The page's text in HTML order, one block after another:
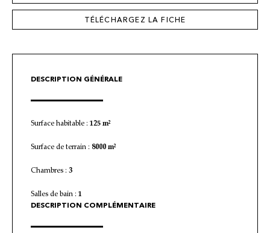
TÉLÉCHARGEZ LA FICHE
DESCRIPTION GÉNÉRALE
Surface habitable : 125 m²
Surface de terrain : 8000 m²
Chambres : 3
Salles de bain : 1
DESCRIPTION COMPLÉMENTAIRE